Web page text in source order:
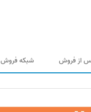
از فروش شبکه فروش